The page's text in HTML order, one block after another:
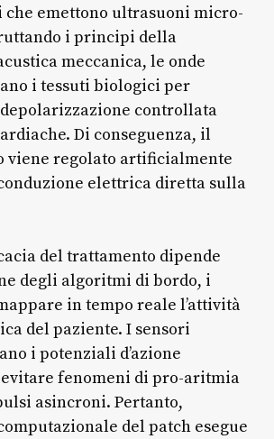
emettono ultrasuoni micro-
i principi della
meccanica, le onde
i tessuti biologici per
controllata
Di conseguenza, il
viene regolato artificialmente
elettrica diretta sulla
del trattamento dipende
degli algoritmi di bordo, i
in tempo reale l’attività
del paziente. I sensori
i potenziali d’azione
fenomeni di pro-aritmia
asincroni. Pertanto,
del patch esegue